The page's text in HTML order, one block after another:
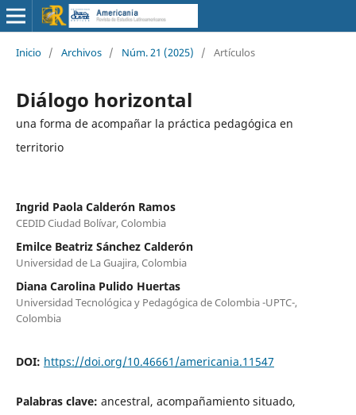
Inicio / Archivos / Núm. 21 (2025) / Artículos
Diálogo horizontal
una forma de acompañar la práctica pedagógica en
territorio
Ingrid Paola Calderón Ramos
CEDID Ciudad Bolívar, Colombia
Emilce Beatriz Sánchez Calderón
Universidad de La Guajira, Colombia
Diana Carolina Pulido Huertas
Universidad Tecnológica y Pedagógica de Colombia -UPTC-,
Colombia
DOI: https://doi.org/10.46661/americania.11547
Palabras clave: ancestral, acompañamiento situado,